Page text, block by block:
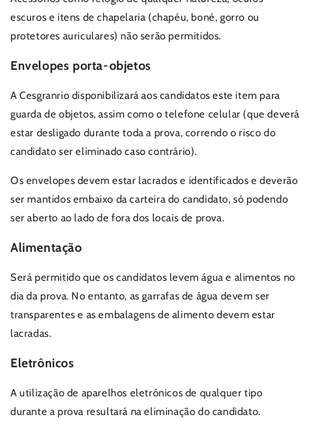
escuros e itens de chapelaria (chapéu, boné, gorro ou
protetores auriculares) não serão permitidos.
Envelopes porta-objetos
A Cesgranrio disponibilizará aos candidatos este item para
guarda de objetos, assim como o telefone celular (que deverá
estar desligado durante toda a prova, correndo o risco do
candidato ser eliminado caso contrário).
Os envelopes devem estar lacrados e identificados e deverão
ser mantidos embaixo da carteira do candidato, só podendo
ser aberto ao lado de fora dos locais de prova.
Alimentação
Será permitido que os candidatos levem água e alimentos no
dia da prova. No entanto, as garrafas de água devem ser
transparentes e as embalagens de alimento devem estar
lacradas.
Eletrônicos
A utilização de aparelhos eletrônicos de qualquer tipo
durante a prova resultará na eliminação do candidato.